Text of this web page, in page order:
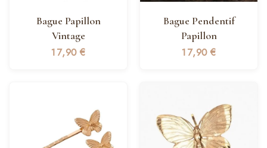
Bague Papillon
Vintage
17,90€
Bague Pendentif
Papillon
17,90€